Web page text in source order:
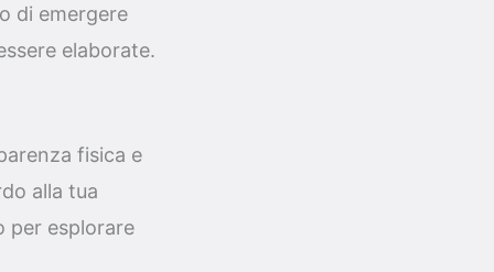
di emergere
elaborate.
fisica e
alla tua
per esplorare